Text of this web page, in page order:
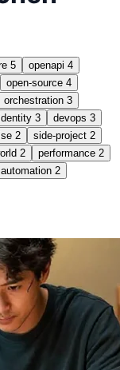
5 openapi 4
open-source 4
orchestration 3
3 devops 3
2 side-project 2
2 performance 2
automation 2